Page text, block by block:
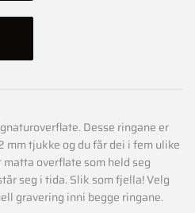
Desse ringane er
mm tjukke og du får dei i fem ulike
overflate som held seg
seg i tida. Slik som fjella! Velg
gravering inni begge ringane.